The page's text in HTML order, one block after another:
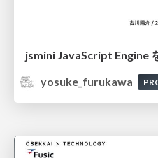
jsmini JavaScript Engine
yosuke_furukawa